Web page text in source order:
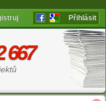
Přihlásit
667